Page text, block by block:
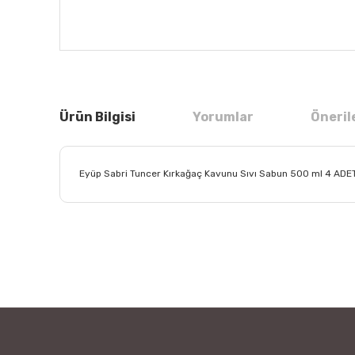
Ürün Bilgisi Yorumlar
Eyüp Sabri Tuncer Kırkağaç Kavunu Sıvı Sabun 500 ml 4